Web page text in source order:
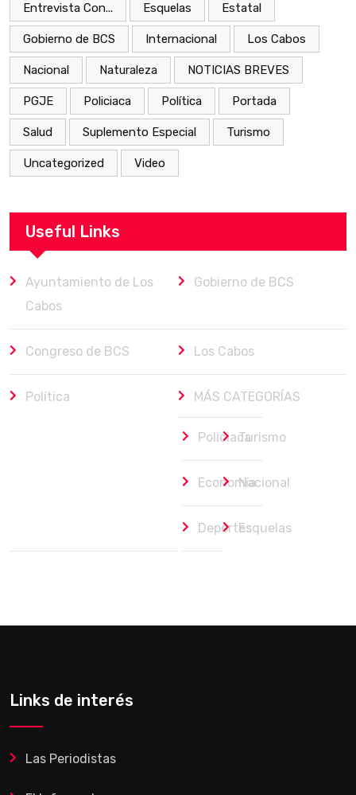
Entrevista Con... Esquelas Estatal
Gobierno de BCS Internacional Los Cabos
Nacional Naturaleza NOTICIAS BREVES
PGJE Policiaca Política Portada
Salud Suplemento Especial Turismo
Uncategorized Video
Useful Links
Ayuntamiento de Los
Cabos
Gobierno de BCS
Congreso de BCS Los Cabos
Política MÁS CATEGORÍAS
PoliciacaTurismo
EconomíaNacional
DeportesEsquelas
Links de interés
Las Periodistas